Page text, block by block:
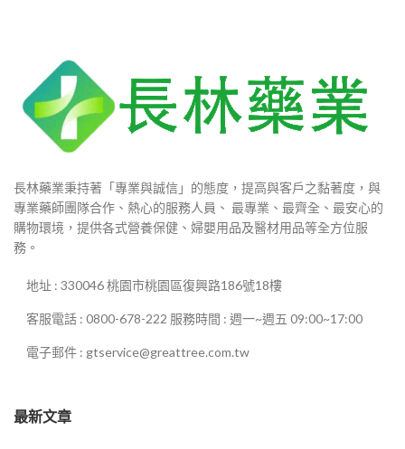
長林藥業秉持著「專業與誠信」的態度，提高與客戶之黏著度，與
專業藥師團隊合作、熱心的服務人員、 最專業、最齊全、最安心的
購物環境，提供各式營養保健、婦嬰用品及醫材用品等全方位服
務。
地址 : 330046 桃園市桃園區復興路186號18樓
客服電話 : 0800-678-222 服務時間 : 週一~週五 09:00~17:00
電子郵件 : gtservice@greattree.com.tw
最新文章